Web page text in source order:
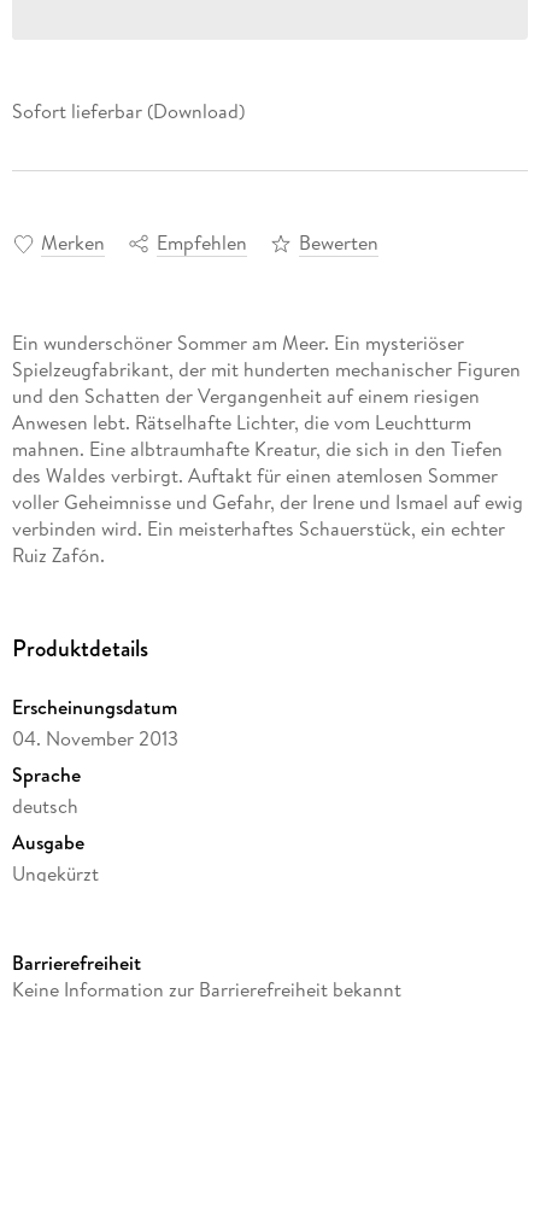
Sofort lieferbar (Download)
Merken Empfehlen Bewerten
Ein wunderschöner Sommer am Meer. Ein mysteriöser
Spielzeugfabrikant, der mit hunderten mechanischer Figuren
und den Schatten der Vergangenheit auf einem riesigen
Anwesen lebt. Rätselhafte Lichter, die vom Leuchtturm
mahnen. Eine albtraumhafte Kreatur, die sich in den Tiefen
des Waldes verbirgt. Auftakt für einen atemlosen Sommer
voller Geheimnisse und Gefahr, der Irene und Ismael auf ewig
verbinden wird. Ein meisterhaftes Schauerstück, ein echter
Ruiz Zafón.
Produktdetails
Erscheinungsdatum
04. November 2013
Sprache
deutsch
Ausgabe
Ungekürzt
Autor/Autorin
Barrierefreiheit
Keine Information zur Barrierefreiheit bekannt